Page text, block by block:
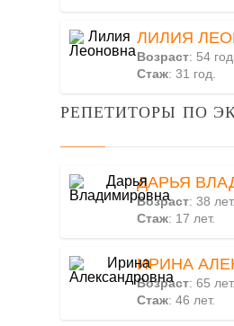
ЛИЛИЯ
Возраст: 54
Стаж: 31 год.
РЕПЕТИТОРЫ ПО
ДАРЬЯ
Возраст: 38 лет.
Стаж: 17 лет.
ИРИНА
Возраст: 65 лет.
Стаж: 46 лет.